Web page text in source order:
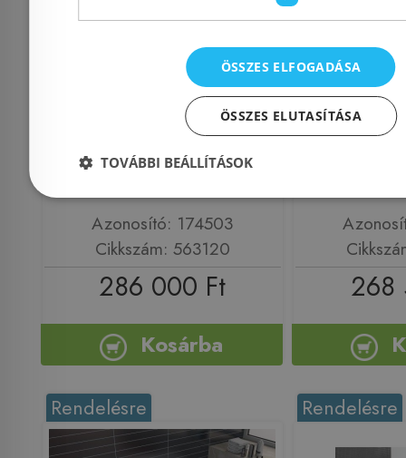
Kolpa-San Re-Walk
140x90 zuhanytálca
563120
Azonosító: 174503
Cikkszám: 563120
286 000 Ft
Kosárba
Kolpa-
140x80
268
Rendelésre Rendelésre
ÖSSZES ELFOGADÁSA
ÖSSZES ELUTASÍTÁSA
TOVÁBBI BEÁLLÍTÁSOK